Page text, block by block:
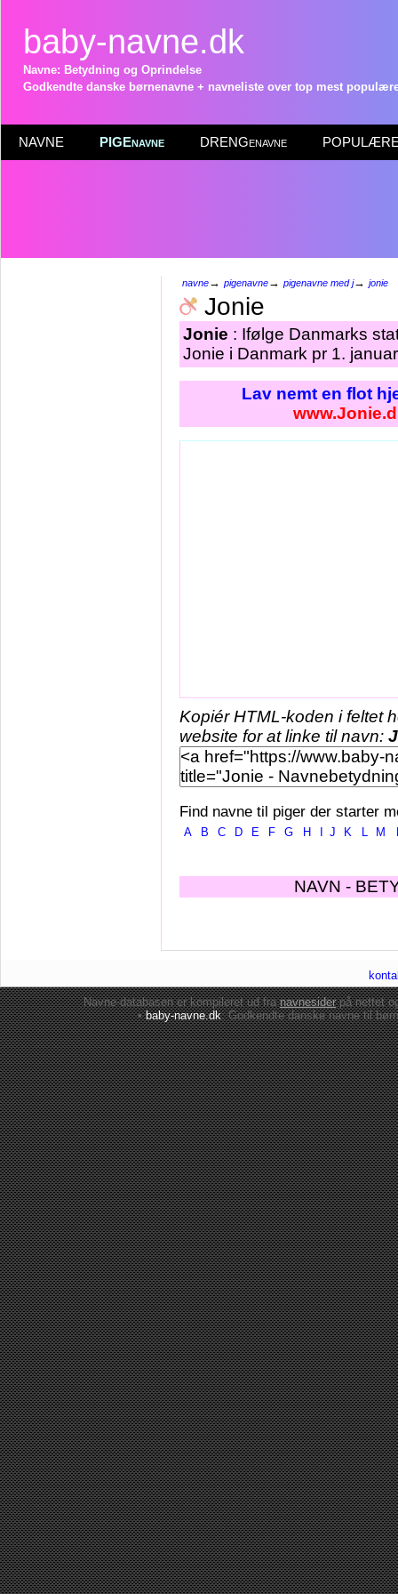
baby-navne.dk
Navne: Betydning og Oprindelse
Godkendte danske børnenavne + navneliste over top mest
NAVNE PIGEnavne DRENGenavne POPULÆRE
navne→ pigenavne→ pigenavne med j→ jonie
Jonie
Jonie : Ifølge Danmarks
Jonie i Danmark pr 1.
Lav nemt en flot
Kopiér HTML-koden i feltet
website for at linke til navn:
Find navne til piger der starter
A B C D E F G H J K L M
NAVN -
Navne-databasen er kompileret ud franavnesiderpå nettet
•baby-navne.dk: Godkendte danskenavne til børn